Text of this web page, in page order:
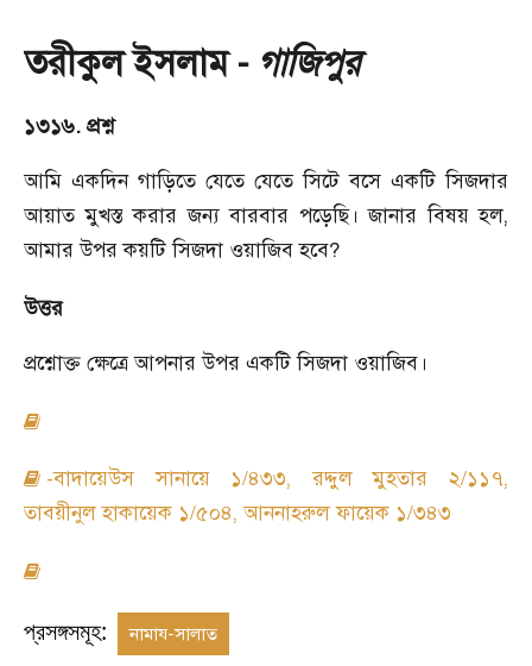
তরীকুল ইসলাম - গাজিপুর
১৩১৬. প্রশ্ন
আমি একদিন গাড়িতে যেতে যেতে সিটে বসে একটি সিজদার
আয়াত মুখস্ত করার জন্য বারবার পড়েছি। জানার বিষয় হল,
আমার উপর কয়টি সিজদা ওয়াজিব হবে?
উত্তর
প্রশ্নোক্ত ক্ষেত্রে আপনার উপর একটি সিজদা ওয়াজিব।
-বাদায়েউস সানায়ে ১/৪৩৩, রদ্দুল মুহতার ২/১১৭,
তাবয়ীনুল হাকায়েক ১/৫০৪, আননাহরুল ফায়েক ১/৩৪৩
প্রসঙ্গসমূহ: নামায-সালাত